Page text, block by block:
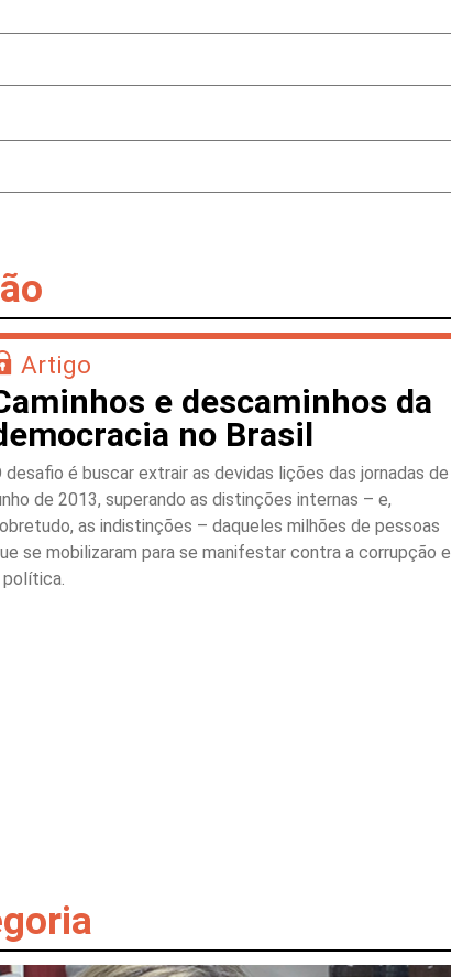
Artigo
e descaminhos da
no Brasil
desafio é buscar extrair as devidas lições das jornadas de
de 2013, superando as distinções internas – e,
as indistinções – daqueles milhões de pessoas
se mobilizaram para se manifestar contra a corrupção e
política.